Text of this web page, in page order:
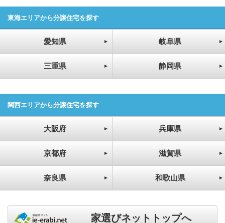
東海エリアから分譲住宅を探す
愛知県 岐阜県
三重県 静岡県
関西エリアから分譲住宅を探す
大阪府 兵庫県
京都府 滋賀県
奈良県 和歌山県
家選びネットトップへ